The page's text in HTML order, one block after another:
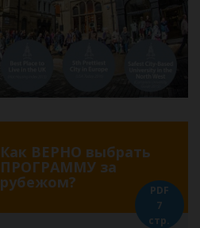
Как ВЕРНО выбрать
ПРОГРАММУ за
рубежом?
PDF
7
стр.